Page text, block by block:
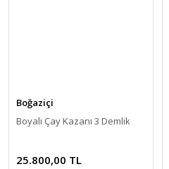
Boğaziçi
Boyalı Çay Kazanı 3 Demlik
25.800,00 TL